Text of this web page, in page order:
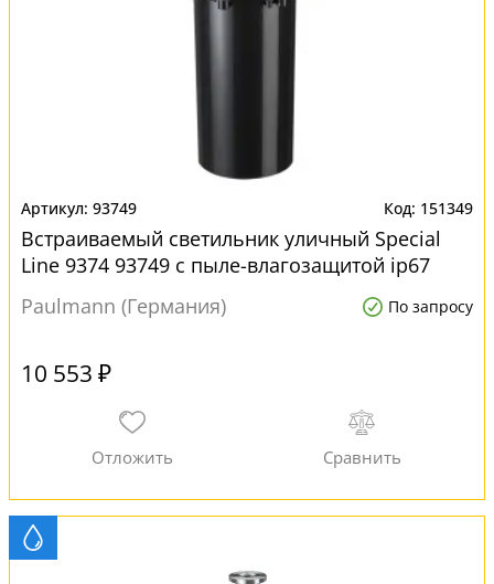
93749 151349
Встраиваемый светильник уличный Special
Line 9374 93749 с пыле-влагозащитой ip67
Paulmann (Германия)
По запросу
10 553 ₽